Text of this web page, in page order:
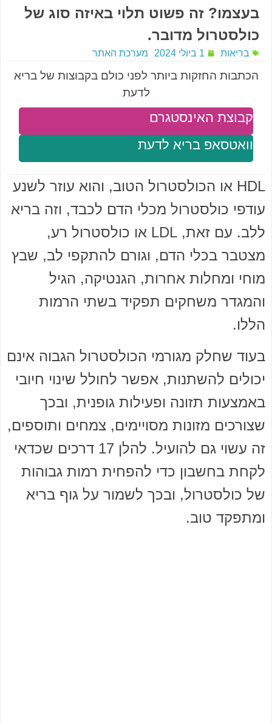
בעצמו? זה פשוט תלוי באיזה סוג של
כולסטרול מדובר.
בריאות 1 ביולי 2024 מערכת האתר
הכתבות החזקות ביותר לפני כולם בקבוצות של בריא
לדעת
וואטסאפ בריא לדעת
קבוצת האינסטגרם
HDL או הכולסטרול הטוב, והוא עוזר לשנע
עודפי כולסטרול מכלי הדם לכבד, וזה בריא
ללב. עם זאת, LDL או כולסטרול רע,
מצטבר בכלי הדם, וגורם להתקפי לב, שבץ
מוחי ומחלות אחרות, הגנטיקה, הגיל
והמגדר משחקים תפקיד בשתי הרמות
הללו.
בעוד שחלק מגורמי הכולסטרול הגבוה אינם
יכולים להשתנות, אפשר לחולל שינוי חיובי
באמצעות תזונה ופעילות גופנית, ובכך
שצורכים מזונות מסויימים, צמחים ותוספים,
זה עשוי גם להועיל. להלן 17 דרכים שכדאי
לקחת בחשבון כדי להפחית רמות גבוהות
של כולסטרול, ובכך לשמור על גוף בריא
ומתפקד טוב.